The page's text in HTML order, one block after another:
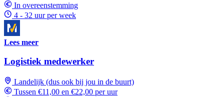
In overeenstemming
4 - 32 uur per week
Lees meer
Logistiek medewerker
Landelijk (dus ook bij jou in de buurt)
Tussen €11,00 en €22,00 per uur